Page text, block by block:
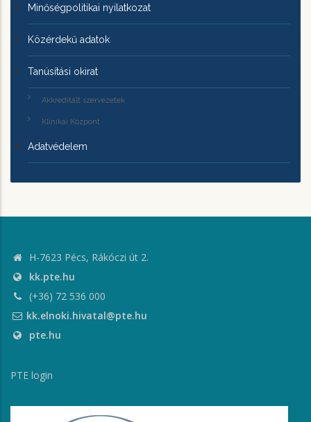
Minőségpolitikai nyilatkozat
Közérdekű adatok
Tanúsítási okirat
Akkreditált szervezetek
Klinikai Központ
Adatvédelem
H-7623 Pécs, Rákóczi út 2.
kk.pte.hu
(+36) 72 536 000
kk.elnoki.hivatal@pte.hu
pte.hu
PTE login